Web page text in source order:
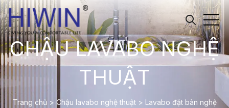
CHẬU LAVABO NGHỆ
THUẬT
Trang chủ> Chậu lavabo nghệ thuật> Lavabo đặt bàn nghệ